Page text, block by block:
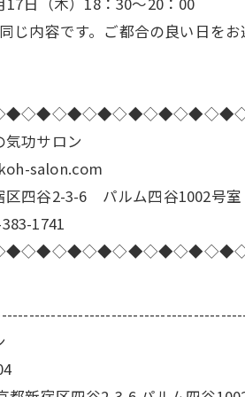
じ内容です。ご都合の良い日をお
気功サロン
salon.com
区四谷2-3-6 パルム四谷1002号室
1741